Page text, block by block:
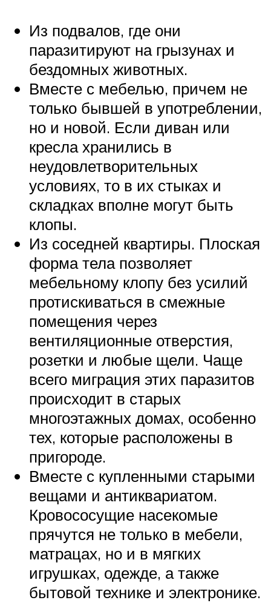
Из подвалов, где они
паразитируют на грызунах и
бездомных животных.
Вместе с мебелью, причем не
только бывшей в употреблении,
но и новой. Если диван или
кресла хранились в
неудовлетворительных
условиях, то в их стыках и
складках вполне могут быть
клопы.
Из соседней квартиры. Плоская
форма тела позволяет
мебельному клопу без усилий
протискиваться в смежные
помещения через
вентиляционные отверстия,
розетки и любые щели. Чаще
всего миграция этих паразитов
происходит в старых
многоэтажных домах, особенно
тех, которые расположены в
пригороде.
Вместе с купленными старыми
вещами и антиквариатом.
Кровососущие насекомые
прячутся не только в мебели,
матрацах, но и в мягких
игрушках, одежде, а также
бытовой технике и электронике.